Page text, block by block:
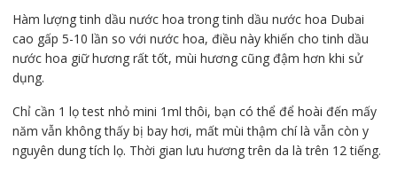
Hàm lượng tinh dầu nước hoa trong tinh dầu nước hoa Dubai
cao gấp 5-10 lần so với nước hoa, điều này khiến cho tinh dầu
nước hoa giữ hương rất tốt, mùi hương cũng đậm hơn khi sử
dụng.
Chỉ cần 1 lọ test nhỏ mini 1ml thôi, bạn có thể để hoài đến mấy
năm vẫn không thấy bị bay hơi, mất mùi thậm chí là vẫn còn y
nguyên dung tích lọ. Thời gian lưu hương trên da là trên 12 tiếng.